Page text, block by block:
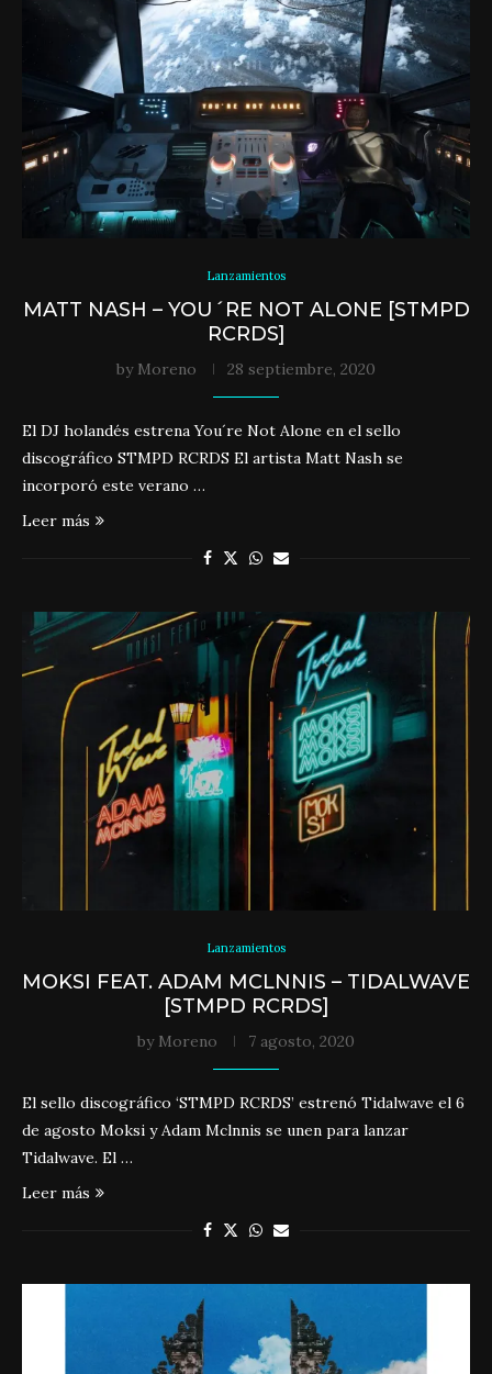
Lanzamientos
MATT NASH – YOU´RE NOT ALONE [STMPD
RCRDS]
by Moreno 28 septiembre, 2020
El DJ holandés estrena You´re Not Alone en el sello
discográfico STMPD RCRDS El artista Matt Nash se
incorporó este verano …
Leer más
Lanzamientos
MOKSI FEAT. ADAM MCLNNIS – TIDALWAVE
[STMPD RCRDS]
by Moreno 7 agosto, 2020
El sello discográfico ‘STMPD RCRDS’ estrenó Tidalwave el 6
de agosto Moksi y Adam Mclnnis se unen para lanzar
Tidalwave. El …
Leer más